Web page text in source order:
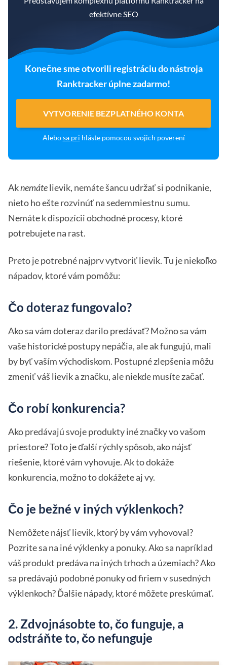
efektívne SEO
Konečne sme otvorili registráciu do nástroja
Ranktracker úplne zadarmo!
VYTVORENIE BEZPLATNÉHO KONTA
Alebosa pri hláste pomocou svojich poverení
Aknemátelievik, nemáte šancu udržať si podnikanie,
nieto ho ešte rozvinúť na sedemmiestnu sumu.
Nemáte k dispozícii obchodné procesy, ktoré
potrebujete na rast.
Preto je potrebné najprv vytvoriť lievik. Tu je niekoľko
nápadov, ktoré vám pomôžu:
Čo doteraz fungovalo?
Ako sa vám doteraz darilo predávať? Možno sa vám
vaše historické postupy nepáčia, ale ak fungujú, mali
by byť vaším východiskom. Postupné zlepšenia môžu
zmeniť váš lievik a značku, ale niekde musíte začať.
Čo robí konkurencia?
Ako predávajú svoje produkty iné značky vo vašom
priestore? Toto je ďalší rýchly spôsob, ako nájsť
riešenie, ktoré vám vyhovuje. Ak to dokáže
konkurencia, možno to dokážete aj vy.
Čo je bežné v iných výklenkoch?
Nemôžete nájsť lievik, ktorý by vám vyhovoval?
Pozrite sa na iné výklenky a ponuky. Ako sa napríklad
váš produkt predáva na iných trhoch a územiach? Ako
sa predávajú podobné ponuky od firiem v susedných
výklenkoch? Ďalšie nápady, ktoré môžete preskúmať.
2. Zdvojnásobte to, čo funguje, a
odstráňte to, čo nefunguje